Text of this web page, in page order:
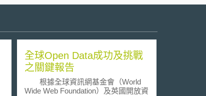
全球Open Data成功及挑戰
之關鍵報告
根據全球資訊網基金會（World
Wide Web Foundation）及英國開放資